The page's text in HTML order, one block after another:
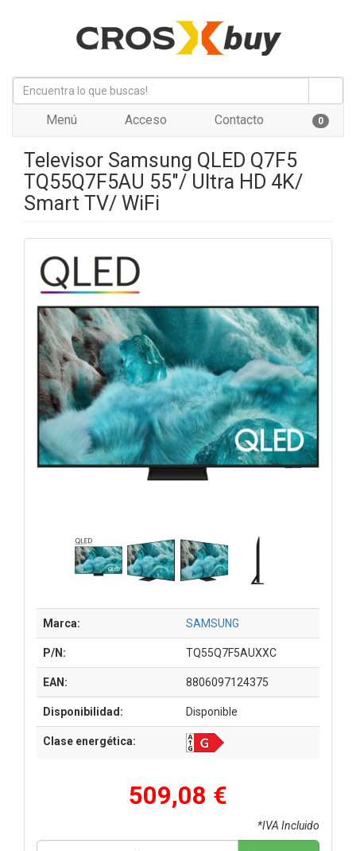
Menú Acceso Contacto 0
Televisor Samsung QLED Q7F5
TQ55Q7F5AU 55"/ Ultra HD 4K/
Smart TV/ WiFi
Marca: SAMSUNG
P/N: TQ55Q7F5AUXXC
EAN: 8806097124375
Disponibilidad: Disponible
Clase energética:
509,08 €
*IVA Incluido